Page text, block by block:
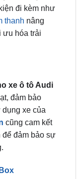
hóa trải
đảm bảo
xe của
cũng cam kết
đảm bảo sự